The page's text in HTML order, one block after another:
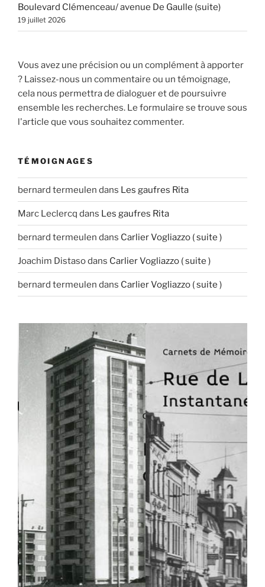
Boulevard Clémenceau/ avenue De Gaulle (suite)
19 juillet 2026
Vous avez une précision ou un complément à apporter
? Laissez-nous un commentaire ou un témoignage,
cela nous permettra de dialoguer et de poursuivre
ensemble les recherches. Le formulaire se trouve sous
l'article que vous souhaitez commenter.
TÉMOIGNAGES
bernard termeulen dans Les gaufres Rita
Marc Leclercq dans Les gaufres Rita
bernard termeulen dans Carlier Vogliazzo ( suite )
Joachim Distasodans Carlier Vogliazzo ( suite )
bernard termeulen dans Carlier Vogliazzo ( suite )